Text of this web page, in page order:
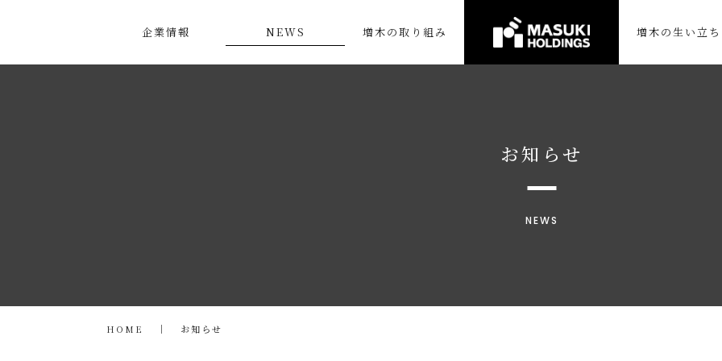
企業情報 NEWS 増木の取り組み 増木の生い立ち
お知らせ
NEWS
HOME お知らせ